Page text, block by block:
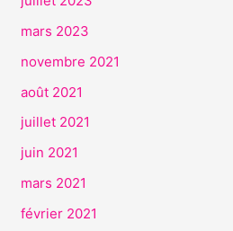
mars 2023
novembre 2021
août 2021
juillet 2021
juin 2021
mars 2021
février 2021